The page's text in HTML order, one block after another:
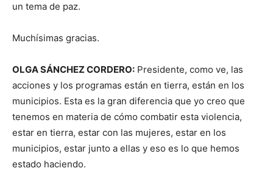
un tema de paz.
Muchísimas gracias.
OLGA SÁNCHEZ CORDERO: Presidente, como ve, las
acciones y los programas están en tierra, están en los
municipios. Esta es la gran diferencia que yo creo que
tenemos en materia de cómo combatir esta violencia,
estar en tierra, estar con las mujeres, estar en los
municipios, estar junto a ellas y eso es lo que hemos
estado haciendo.